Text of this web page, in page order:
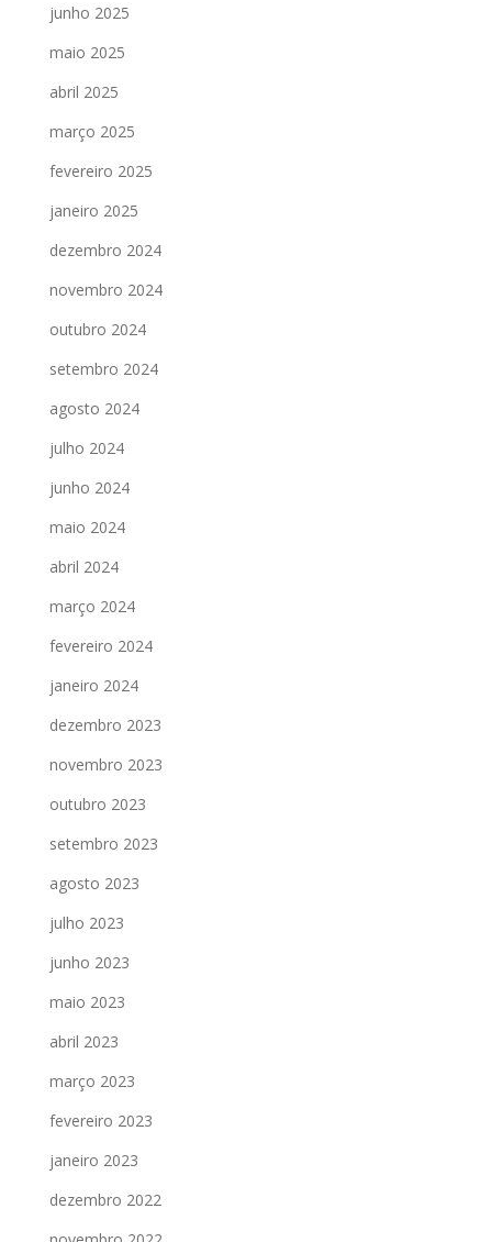
junho 2025
maio 2025
abril 2025
março 2025
fevereiro 2025
janeiro 2025
dezembro 2024
novembro 2024
outubro 2024
setembro 2024
agosto 2024
julho 2024
junho 2024
maio 2024
abril 2024
março 2024
fevereiro 2024
janeiro 2024
dezembro 2023
novembro 2023
outubro 2023
setembro 2023
agosto 2023
julho 2023
junho 2023
maio 2023
abril 2023
março 2023
fevereiro 2023
janeiro 2023
dezembro 2022